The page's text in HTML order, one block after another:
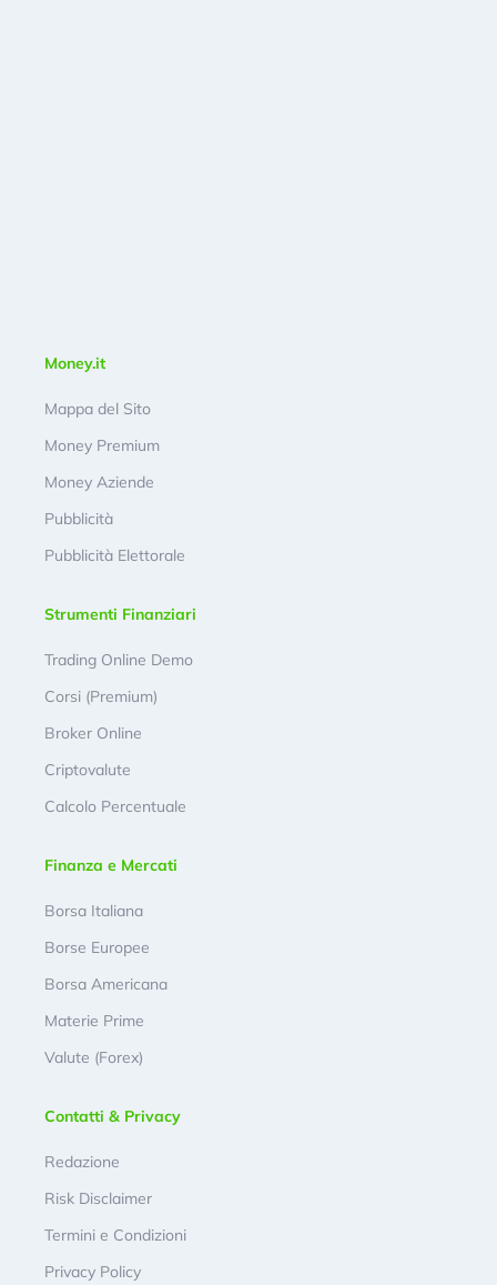
Money.it
Mappa del Sito
Money Premium
Money Aziende
Pubblicità
Pubblicità Elettorale
Strumenti Finanziari
Trading Online Demo
Corsi (Premium)
Broker Online
Criptovalute
Calcolo Percentuale
Finanza e Mercati
Borsa Italiana
Borse Europee
Borsa Americana
Materie Prime
Valute (Forex)
Contatti & Privacy
Redazione
Risk Disclaimer
Termini e Condizioni
Privacy Policy